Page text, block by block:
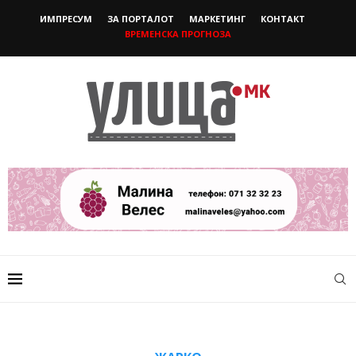
ИМПРЕСУМ ЗА ПОРТАЛОТ МАРКЕТИНГ
КОНТАКТ
ВРЕМЕНСКА ПРОГНОЗА